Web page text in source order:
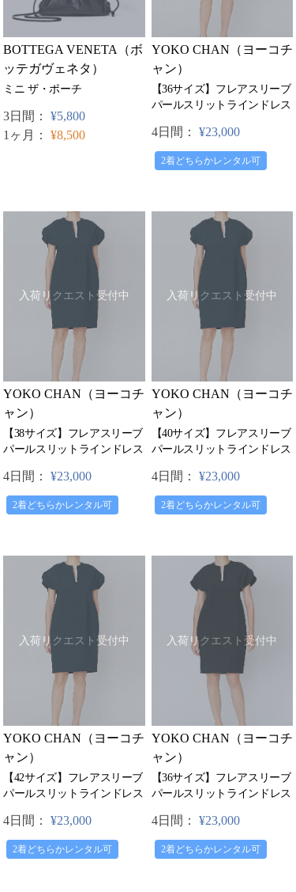
BOTTEGA VENETA（ボ
ッテガヴェネタ）
ミニ ザ・ポーチ
3日間： ¥5,800
1ヶ月： ¥8,500
YOKO CHAN（ヨーコチ
ャン）
【36サイズ】フレアスリーブ
パールスリットラインドレス
4日間： ¥23,000
2着どちらかレンタル可
入荷リクエスト受付中
YOKO CHAN（ヨーコチ
ャン）
【38サイズ】フレアスリーブ
パールスリットラインドレス
4日間： ¥23,000
2着どちらかレンタル可
入荷リクエスト受付中
YOKO CHAN（ヨーコチ
ャン）
【40サイズ】フレアスリーブ
パールスリットラインドレス
4日間： ¥23,000
2着どちらかレンタル可
入荷リクエスト受付中
YOKO CHAN（ヨーコチ
ャン）
【42サイズ】フレアスリーブ
パールスリットラインドレス
4日間： ¥23,000
2着どちらかレンタル可
入荷リクエスト受付中
YOKO CHAN（ヨーコチ
ャン）
【36サイズ】フレアスリーブ
パールスリットラインドレス
4日間： ¥23,000
2着どちらかレンタル可